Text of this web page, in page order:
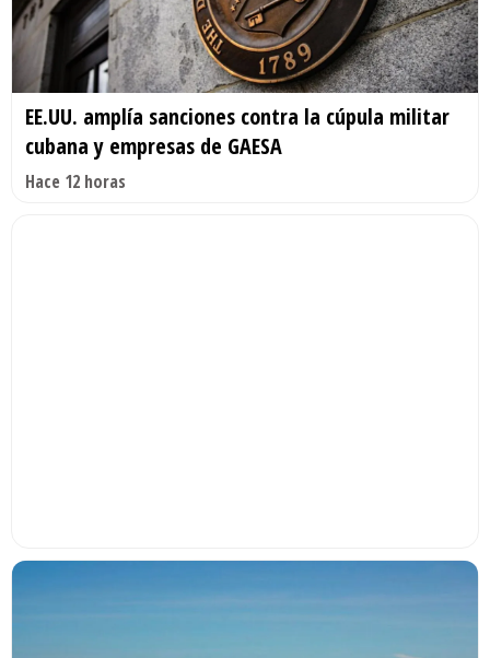
EE.UU. amplía sanciones contra la cúpula militar
cubana y empresas de GAESA
Hace 12 horas